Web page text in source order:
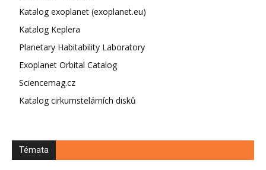
Katalog exoplanet (exoplanet.eu)
Katalog Keplera
Planetary Habitability Laboratory
Exoplanet Orbital Catalog
Sciencemag.cz
Katalog cirkumstelárních disků
Témata